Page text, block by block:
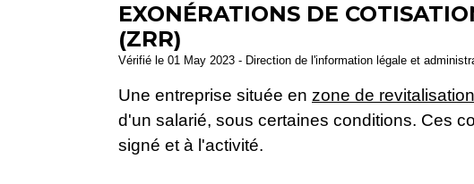
EXONÉRATIONS DE
(ZRR)
Vérifié le 01 May 2023 - Direction de l'information légale et
Une entreprise située en zone de
d'un salarié, sous certaines conditions. Ces
signé et à l'activité.